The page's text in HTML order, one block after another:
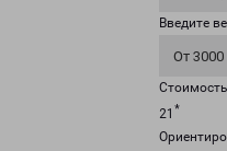
Введите
От 3000
21 *